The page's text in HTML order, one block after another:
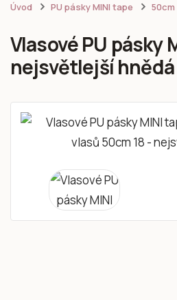
Úvod PU pásky MINI tape 50cm
Vlasové PU pásky
nejsvětlejší hnědá